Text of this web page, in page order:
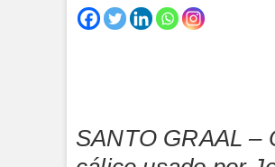
SANTO GRAAL –